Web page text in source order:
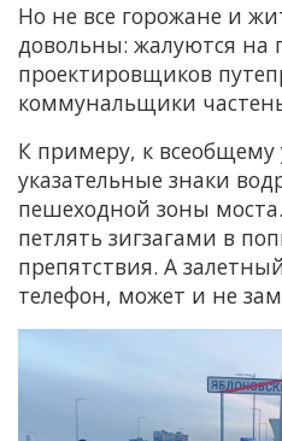
Но не все горожане и
довольны: жалуются на
проектировщиков
коммунальщики
К примеру, к
указательные знаки
пешеходной зоны
петлять зигзагами в
препятствия. А
телефон, может и не